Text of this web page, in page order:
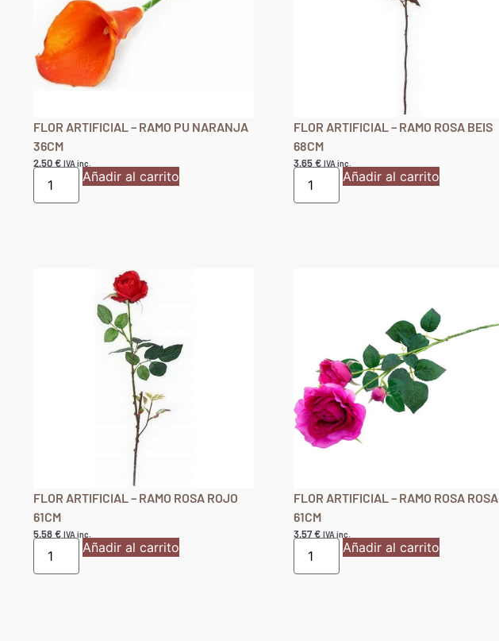
FLOR ARTIFICIAL – RAMO PU NARANJA
36CM
2,50€ IVA inc.
Añadir al carrito
FLOR ARTIFICIAL – RAMO ROSA BEIS
68CM
3,65€ IVA inc.
Añadir al carrito
FLOR ARTIFICIAL – RAMO ROSA ROJO
61CM
5,58€ IVA inc.
Añadir al carrito
FLOR ARTIFICIAL – RAMO ROSA ROSA
61CM
3,57€ IVA inc.
Añadir al carrito